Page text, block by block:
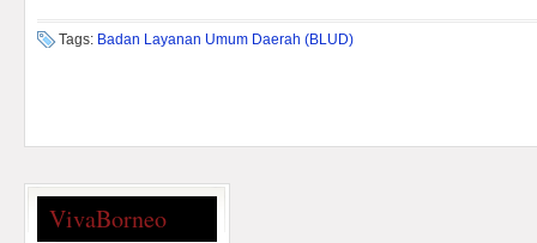
Tags: Badan Layanan Umum Daerah (BLUD)
VivaBorneo